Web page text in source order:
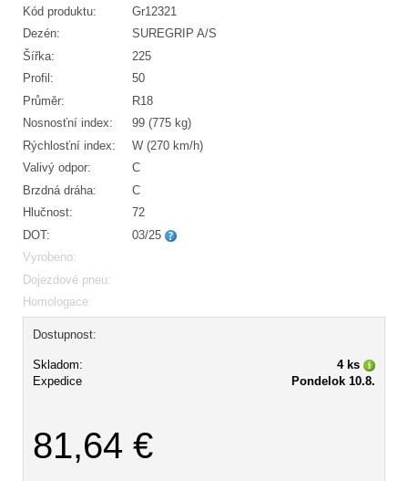
Kód produktu:
Gr12321
Dezén:
SUREGRIP A/S
Šířka:
225
Profil:
50
Průměr:
R18
Nosnosťní index:
99 (775 kg)
Rýchlosťní index:
W (270 km/h)
Valivý odpor:
C
Brzdná dráha:
C
Hlučnost:
72
DOT:
03/25
Vyrobeno:
Dojezdové pneu:
Homologace:
Dostupnost:
Skladom:
4 ks
Expedice
Pondelok 10.8.
81,64 €